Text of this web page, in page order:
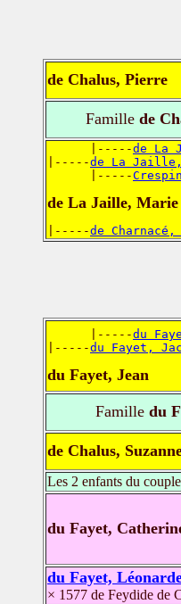
de Chalus, Pierre
Famille de
      |-----
de La
|-----de La
      |-----
de La Jaille, Marie
|-----de
      |-----
du
|-----du Fayet,
du Fayet, Jean
Famille du
de Chalus,
Les 2 enfants du couple
du Fayet,
du Fayet,
× 1577 de Feydide de